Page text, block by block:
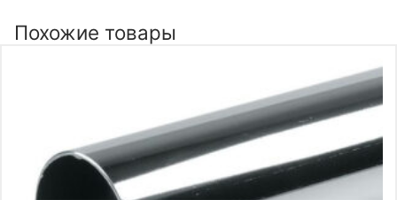
с
Похожие товары